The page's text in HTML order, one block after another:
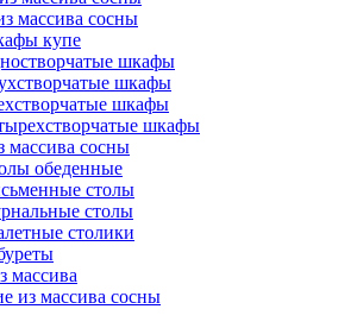
массива сосны
купе
шкафы
шкафы
шкафы
шкафы
массива сосны
обеденные
столы
столы
столики
массива
из массива сосны